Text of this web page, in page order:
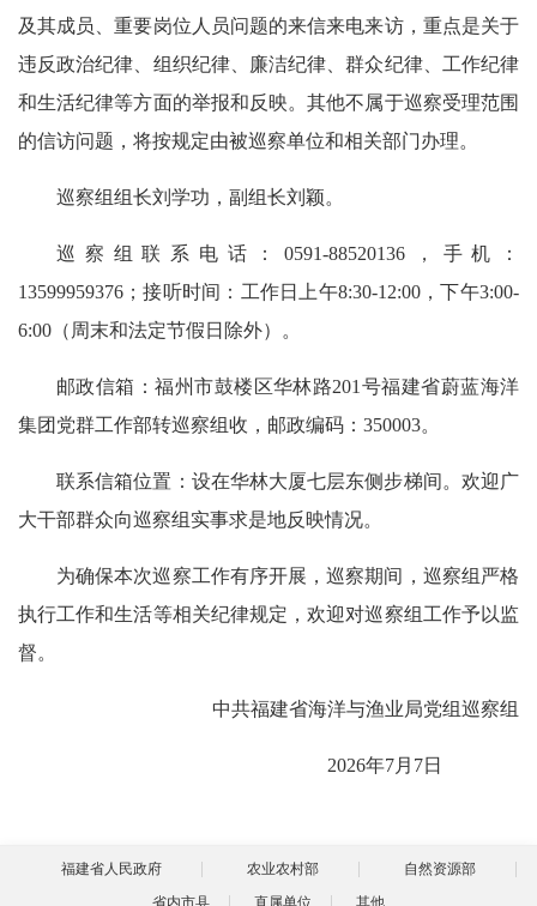
及其成员、重要岗位人员问题的来信来电来访，重点是关于
违反政治纪律、组织纪律、廉洁纪律、群众纪律、工作纪律
和生活纪律等方面的举报和反映。其他不属于巡察受理范围
的信访问题，将按规定由被巡察单位和相关部门办理。
巡察组组长刘学功，副组长刘颖。
巡察组联系电话：0591-88520136，手机：
13599959376；接听时间：工作日上午8:30-12:00，下午3:00-
6:00（周末和法定节假日除外）。
邮政信箱：福州市鼓楼区华林路201号福建省蔚蓝海洋
集团党群工作部转巡察组收，邮政编码：350003。
联系信箱位置：设在华林大厦七层东侧步梯间。欢迎广
大干部群众向巡察组实事求是地反映情况。
为确保本次巡察工作有序开展，巡察期间，巡察组严格
执行工作和生活等相关纪律规定，欢迎对巡察组工作予以监
督。
中共福建省海洋与渔业局党组巡察组
2026年7月7日
福建省人民政府 农业农村部
自然资源部
省内市县
直属单位 其他